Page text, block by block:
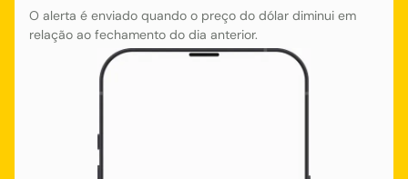
O alerta é enviado quando o preço do dólar diminui em
relação ao fechamento do dia anterior.